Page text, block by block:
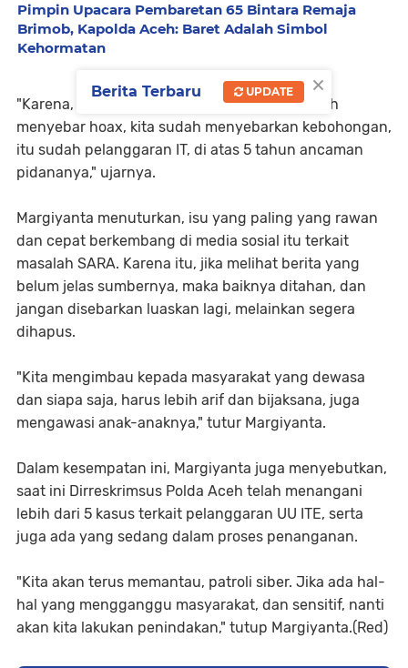
Pimpin Upacara Pembaretan 65 Bintara Remaja
Brimob, Kapolda Aceh: Baret Adalah Simbol
Kehormatan
"Karena, dengan mengirim, ternyata kita sudah
menyebar hoax, kita sudah menyebarkan kebohongan,
itu sudah pelanggaran IT, di atas 5 tahun ancaman
pidananya," ujarnya.
Margiyanta menuturkan, isu yang paling yang rawan
dan cepat berkembang di media sosial itu terkait
masalah SARA. Karena itu, jika melihat berita yang
belum jelas sumbernya, maka baiknya ditahan, dan
jangan disebarkan luaskan lagi, melainkan segera
dihapus.
"Kita mengimbau kepada masyarakat yang dewasa
dan siapa saja, harus lebih arif dan bijaksana, juga
mengawasi anak-anaknya," tutur Margiyanta.
Dalam kesempatan ini, Margiyanta juga menyebutkan,
saat ini Dirreskrimsus Polda Aceh telah menangani
lebih dari 5 kasus terkait pelanggaran UU ITE, serta
juga ada yang sedang dalam proses penanganan.
"Kita akan terus memantau, patroli siber. Jika ada hal-
hal yang mengganggu masyarakat, dan sensitif, nanti
akan kita lakukan penindakan," tutup Margiyanta.(Red)
×
Berita Terbaru UPDATE